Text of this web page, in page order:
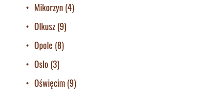
Mikorzyn (4)
Olkusz(9)
Opole (8)
Oslo (3)
Oświęcim(9)